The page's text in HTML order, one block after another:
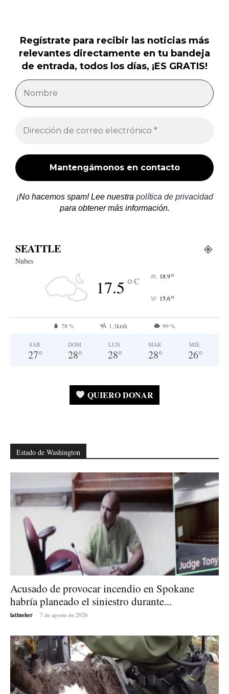
Regístrate para recibir las noticias más
relevantes directamente en tu bandeja
de entrada, todos los días, ¡ES GRATIS!
¡No hacemos spam! Lee nuestra política de privacidad
para obtener más información.
SEATTLE
Nubes
17.5°C 18.9°
15.6°
78 % 1.3kmh 99 %
SÁB
27°
DOM
28°
LUN
28°
MAR
28°
MIÉ
26°
QUIERO DONAR
Estado de Washington
Acusado de provocar incendio en Spokane
habría planeado el siniestro durante...
latinoher - 7 de agosto de 2026